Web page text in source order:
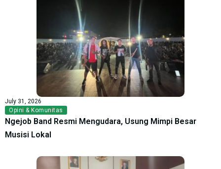
July 31, 2026
Opini & Komunitas
Ngejob Band Resmi Mengudara, Usung Mimpi Besar
Musisi Lokal